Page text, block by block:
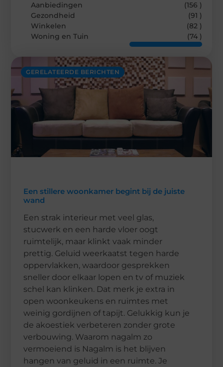
GERELATEERDE BERICHTEN
Een stillere woonkamer begint bij de juiste
wand
Een strak interieur met veel glas,
stucwerk en een harde vloer oogt
ruimtelijk, maar klinkt vaak minder
prettig. Geluid weerkaatst tegen harde
oppervlakken, waardoor gesprekken
sneller door elkaar lopen en tv of muziek
schel kan klinken. Dat merk je extra in
open woonkeukens en ruimtes met
weinig gordijnen of tapijt. Gelukkig kun je
de akoestiek verbeteren zonder grote
verbouwing. Waarom nagalm zo
vermoeiend is Nagalm is het blijven
hangen van geluid in een ruimte. Je
Aanbiedingen
(156 )
Gezondheid
(91 )
Winkelen
(82 )
Woning en Tuin
(74 )